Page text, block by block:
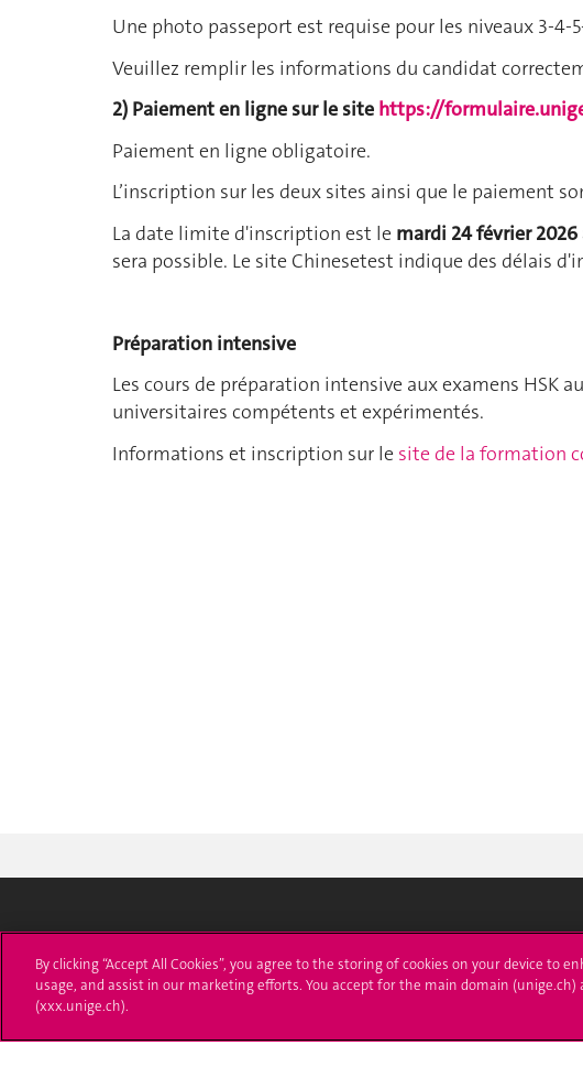
Une photo passeport est requise pour les niveaux 3-4-
Veuillez remplir les informations du candidat
2) Paiement en ligne sur le site https://
Paiement en ligne obligatoire.
L’inscription sur les deux sites ainsi que le paiement
La date limite d'inscription est le mardi 24 février 2026
sera possible. Le site Chinesetest indique des délais
Préparation intensive
Les cours de préparation intensive aux examens HSK
universitaires compétents et expérimentés.
Informations et inscription sur le site de la formation
24 rue du Général-Dufour
T. +41 (0)22 379 71 11
Immatriculations
Démarches
By clicking “Accept All Cookies”, you agree to the storing of cookies on your device to
usage, and assist in our marketing efforts. You accept for the main domain (unige.ch)
(xxx.unige.ch).